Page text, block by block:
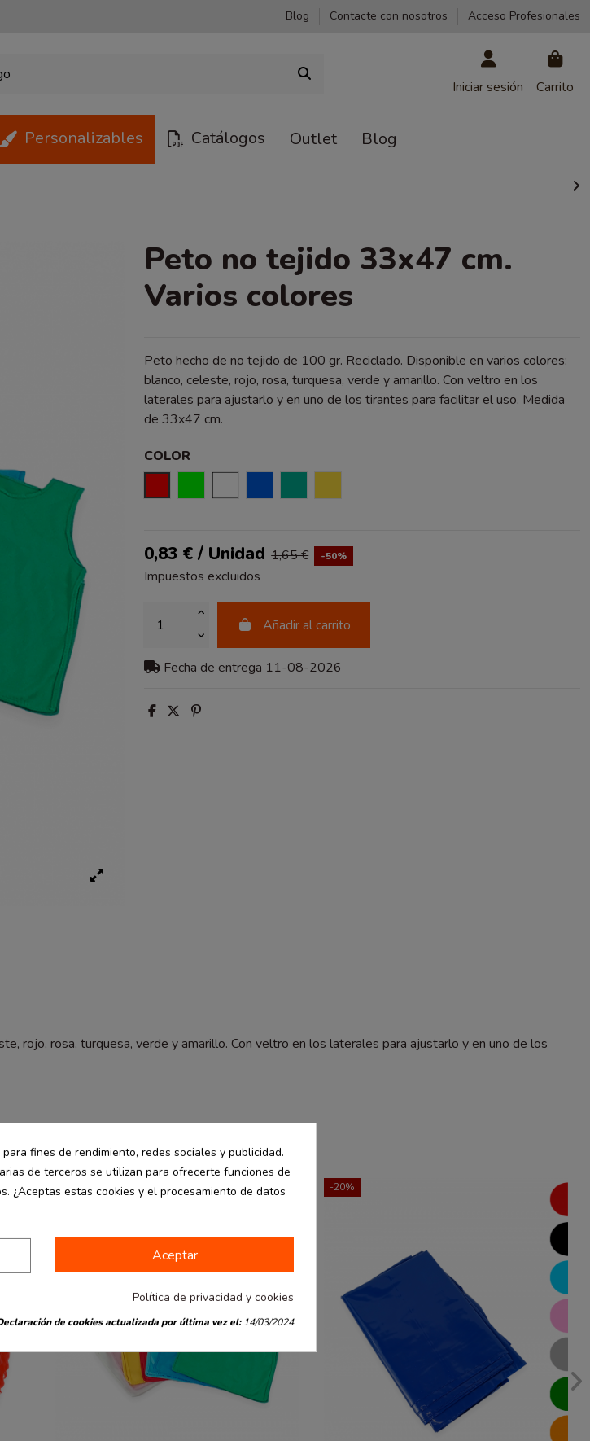
Blog Contacte con nosotros Acceso Profesionales
Iniciar sesión Carrito
Personalizables Catálogos Outlet Blog
Peto no tejido 33x47 cm.
Varios colores
Peto hecho de no tejido de 100 gr. Reciclado. Disponible en varios colores:
blanco, celeste, rojo, rosa, turquesa, verde y amarillo. Con veltro en los
laterales para ajustarlo y en uno de los tirantes para facilitar el uso. Medida
de 33x47 cm.
COLOR
0,83 € / Unidad 1,65 € -50%
Impuestos excluidos
Añadir al carrito
Fecha de entrega 11-08-2026
rojo, rosa, turquesa, verde y amarillo. Con veltro en los laterales para ajustarlo y en uno de los
-50% -20%
fines de rendimiento, redes sociales y publicidad.
de terceros se utilizan para ofrecerte funciones de
¿Aceptas estas cookies y el procesamiento de datos
Aceptar
Política de privacidad y cookies
de cookies actualizada por última vez el:14/03/2024